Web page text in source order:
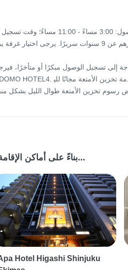
بناءً على أماكن الإقامة التي شاهدتها، نعتقد أنك قد ترغب في...
Hotel Higashi Shinjuku